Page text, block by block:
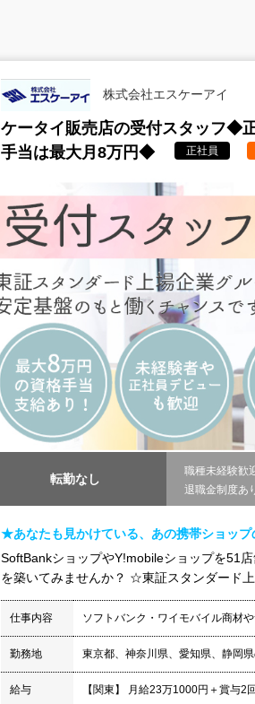
株式会社エスケーアイ
ケータイ販売店の受付スタッフ◆
手当は最大月8万円◆
正社員
転勤なし
職種未経験歓
退職金制度あ
★あなたも見かけている、あの携帯ショッ
SoftBankショップやY!mobileショップを51
を築いてみませんか？ ☆東証スタンダード
仕事内容 ソフトバンク・ワイモバイル商材
勤務地 東京都、神奈川県、愛知県、静岡
給与 【関東】 月給23万1000円＋賞与